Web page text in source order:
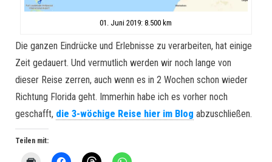
01. Juni 2019: 8.500 km
Die ganzen Eindrücke und Erlebnisse zu verarbeiten, hat einige
Zeit gedauert. Und vermutlich werden wir noch lange von
dieser Reise zerren, auch wenn es in 2 Wochen schon wieder
Richtung Florida geht. Immerhin habe ich es vorher noch
geschafft, die 3-wöchige Reise hier im Blog abzuschließen.
Teilen mit: